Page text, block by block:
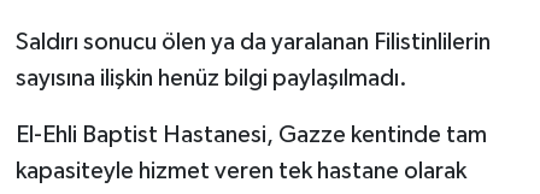
Saldırı sonucu ölen ya da yaralanan Filistinlilerin
sayısına ilişkin henüz bilgi paylaşılmadı.
El-Ehli Baptist Hastanesi, Gazze kentinde tam
kapasiteyle hizmet veren tek hastane olarak